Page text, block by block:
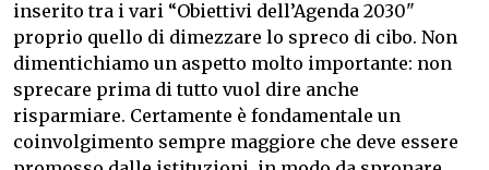
inserito tra i vari “Obiettivi dell’Agenda 2030"
proprio quello di dimezzare lo spreco di cibo. Non
dimentichiamo un aspetto molto importante: non
sprecare prima di tutto vuol dire anche
risparmiare. Certamente è fondamentale un
coinvolgimento sempre maggiore che deve essere